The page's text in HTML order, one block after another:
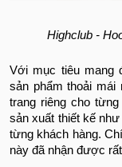
Highclub -
Với mục tiêu mang
sản phẩm thoải
trang riêng cho
sản xuất thiết kế
từng khách hàng.
này đã nhận được